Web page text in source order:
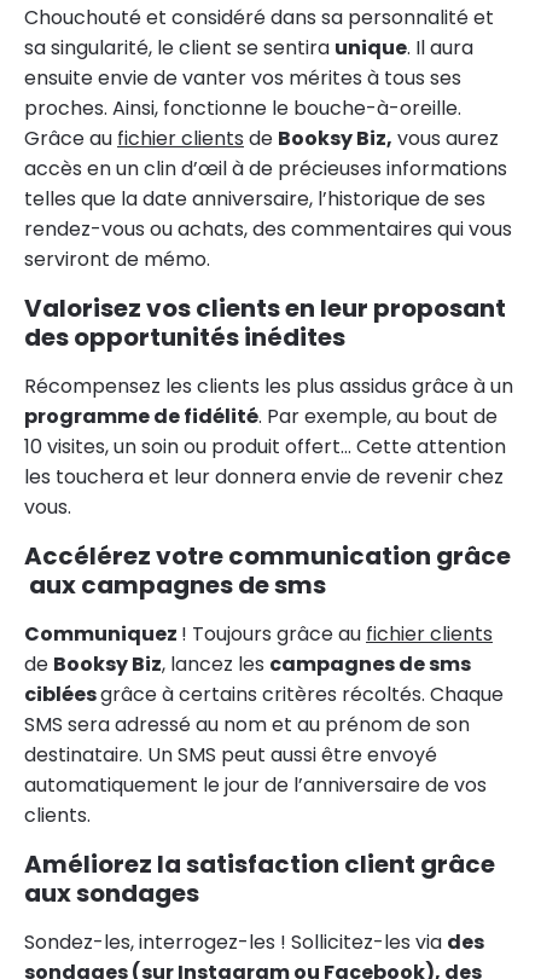
Chouchouté et considéré dans sa personnalité et
sa singularité, le client se sentira unique. Il aura
ensuite envie de vanter vos mérites à tous ses
proches. Ainsi, fonctionne le bouche-à-oreille.
Grâce au fichier clients de Booksy Biz, vous aurez
accès en un clin d’œil à de précieuses informations
telles que la date anniversaire, l’historique de ses
rendez-vous ou achats, des commentaires qui vous
serviront de mémo.
Valorisez vos clients en leur proposant
des opportunités inédites
Récompensez les clients les plus assidus grâce à un
programme de fidélité. Par exemple, au bout de
10 visites, un soin ou produit offert… Cette attention
les touchera et leur donnera envie de revenir chez
vous.
Accélérez votre communication grâce
aux campagnes de sms
Communiquez ! Toujours grâce au fichier clients
de Booksy Biz, lancez les campagnes de sms
cibléesgrâce à certains critères récoltés. Chaque
SMS sera adressé au nom et au prénom de son
destinataire. Un SMS peut aussi être envoyé
automatiquement le jour de l’anniversaire de vos
clients.
Améliorez la satisfaction client grâce
aux sondages
Sondez-les, interrogez-les ! Sollicitez-les via des
sondages (sur Instagram ou Facebook), des